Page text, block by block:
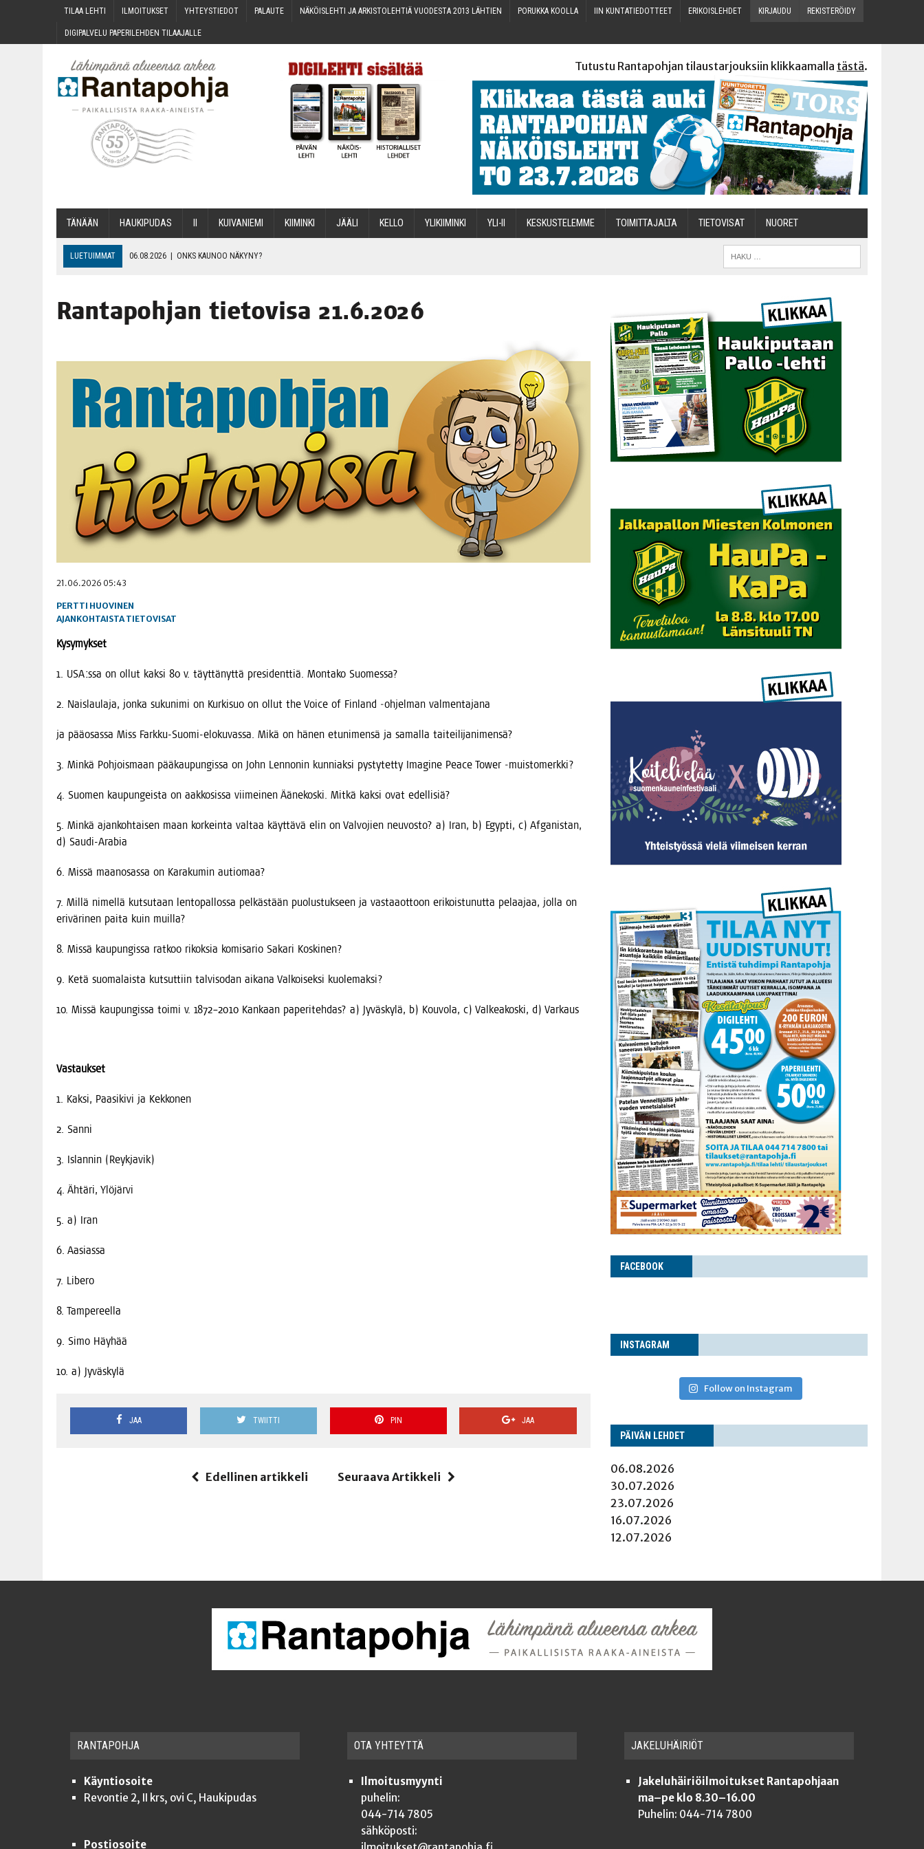
TILAA LEH­TI ILMOI­TUK­SET YHTEYS­TIE­DOT PALAU­TE NÄKÖIS­LEH­TI JA ARKIS­TO­LEH­TIÄ VUO­DES­TA 2013 LÄHTIEN PORUK­KA KOOLLA IIN KUN­TA­TIE­DOT­TEET ERI­KOIS­LEH­DET KIR­JAU­DU REKIS­TE­RÖI­DY
DIGI­PAL­VE­LU PAPE­RI­LEH­DEN TILAAJALLE
Tutustu Rantapohjan tilaustarjouksiin klikkaamalla tästä.
TÄNÄÄN HAU­KI­PU­DAS KUI­VA­NIE­MI KII­MIN­KI JÄÄ­LI KEL­LO YLI­KII­MIN­KI YLI-II KES­KUS­TE­LEM­ME TOI­MIT­TA­JAL­TA TIETOVISAT NUO­RET
LUETUIMMAT 06.08.2026 | ONKS KAU­NOO NÄKYNY?
06.08.2026 OPIN­TOI­HIN KAN­SA­LAIS­OPIS­TOS­SA VOI SAA­DA AVUSTUSTA
TOI­VEI­DEN KOTI IISTÄ!
Ran­ta­poh­jan tie­to­vi­sa 21.6.2026
21.06.2026 05:43
PERTTI HUOVINEN
AJANKOHTAISTA TIETOVISAT
Kysy­myk­set
1. USA:ssa on ollut kak­si 80 v. täyt­tä­nyt­tä pre­si­dent­tiä. Mon­ta­ko Suomessa?
2. Nais­lau­la­ja, jon­ka suku­ni­mi on Kur­ki­suo on ollut the Voice of Fin­land ‑ohjel­man valmentajana
ja pää­osas­sa Miss Fark­ku-Suo­mi-elo­ku­vas­sa. Mikä on hänen etu­ni­men­sä ja samal­la taiteilijanimensä?
3. Min­kä Poh­jois­maan pää­kau­pun­gis­sa on John Len­no­nin kun­niak­si pys­ty­tet­ty Ima­gi­ne Peace Tower ‑muis­to­merk­ki?
4. Suo­men kau­pun­geis­ta on aak­ko­sis­sa vii­mei­nen Ääne­kos­ki. Mit­kä kak­si ovat edellisiä?
5. Min­kä ajan­koh­tai­sen maan kor­kein­ta val­taa käyt­tä­vä elin on Val­vo­jien neu­vos­to? a) Iran, b) Egyp­ti, c) Afga­nis­tan,
d) Saudi-Arabia
6. Mis­sä maan­osas­sa on Kara­ku­min autiomaa?
7. Mil­lä nimel­lä kut­su­taan len­to­pal­los­sa pel­käs­tään puo­lus­tuk­seen ja vas­taa­ot­toon eri­kois­tu­nut­ta pelaa­jaa, jol­la on
eri­vä­ri­nen pai­ta kuin muilla?
8. Mis­sä kau­pun­gis­sa rat­koo rikok­sia komi­sa­rio Saka­ri Koskinen?
9. Ketä suo­ma­lais­ta kut­sut­tiin tal­vi­so­dan aika­na Val­koi­sek­si kuolemaksi?
10. Mis­sä kau­pun­gis­sa toi­mi v. 1872–2010 Kan­kaan pape­ri­teh­das? a) Jyväs­ky­lä, b) Kou­vo­la, c) Val­kea­kos­ki, d) Varkaus
Vas­tauk­set
1. Kak­si, Paa­si­ki­vi ja Kekkonen
2. San­ni
3. Islan­nin (Reyk­ja­vik)
4. Ähtä­ri, Ylöjärvi
5. a) Iran
6. Aasias­sa
7. Libe­ro
8. Tam­pe­reel­la
9. Simo Häyhää
10. a) Jyväskylä
JAA TWIITTI PIN JAA
Edellinen artikkeli Seuraava Artikkeli
FACE­BOOK
INS­TA­GRAM
Follow on Instagram
PÄI­VÄN LEHDET
06.08.2026
30.07.2026
23.07.2026
16.07.2026
12.07.2026
RAN­TA­POH­JA
Käyntiosoite
Revontie 2, II krs, ovi C, Haukipudas
Postiosoite
OTA YHTEYT­TÄ
Ilmoitusmyynti
puhelin:
044-714 7805
sähköposti:
JAKE­LU­HÄI­RIÖT
Jakeluhäiriöilmoitukset Rantapohjaan
ma–pe klo 8.30–16.00
Puhelin: 044-714 7800